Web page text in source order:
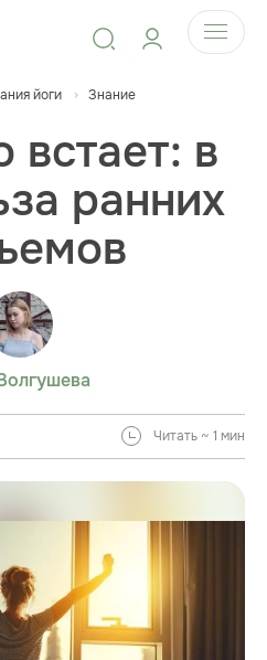
йоги Знание
встает: в
ранних
Читать ~ 1 мин